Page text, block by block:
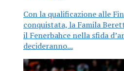
Con la qualificazione alle
conquistata, la Famila
il Fenerbahce nella sfida
decideranno...